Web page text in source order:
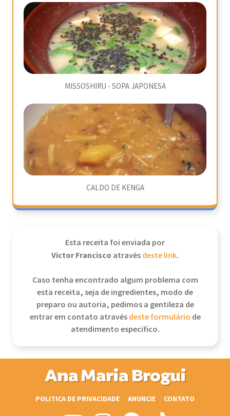
MISSOSHIRU - SOPA JAPONESA
CALDO DE KENGA
Esta receita foi enviada por
Victor Francisco atravésdeste link.
Caso tenha encontrado algum problema com
esta receita, seja de ingredientes, modo de
preparo ou autoria, pedimos a gentileza de
entrar em contato atravésdeste formulário de
atendimento específico.
Ana Maria Brogui
POLITICA DE PRIVACIDADE ANUNCIE CONTATO